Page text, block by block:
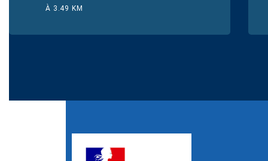
À 3.49 KM